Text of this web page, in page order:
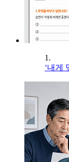
1.
‘내게